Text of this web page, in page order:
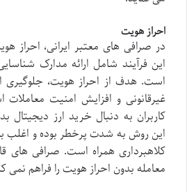
احراز هویت
این فرآیند شامل ارائه مدارک
است. هدف از احراز هویت، جلوگیری
غیرقانونی و افزایش امنیت
کاربران به دنبال خرید ارز دیجیتال
این روش به شدت پرخطر بوده و اغلب با
کلاهبرداری همراه است. صرافی های
معامله بدون احراز هویت را فراهم نمی